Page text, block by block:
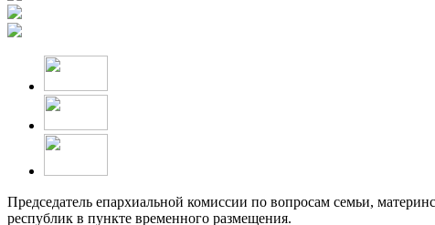
Председатель епархиальной комиссии по вопросам семьи,
республик в пункте временного размещения.